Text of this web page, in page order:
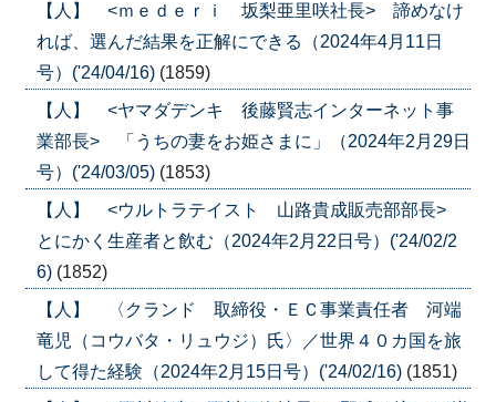
【人】 <ｍｅｄｅｒｉ 坂梨亜里咲社長> 諦めなけ
れば、選んだ結果を正解にできる（2024年4月11日
号）('24/04/16) (1859)
【人】 <ヤマダデンキ 後藤賢志インターネット事
業部長> 「うちの妻をお姫さまに」（2024年2月29日
号）('24/03/05) (1853)
【人】 <ウルトラテイスト 山路貴成販売部部長>
とにかく生産者と飲む（2024年2月22日号）('24/02/2
6) (1852)
【人】 〈クランド 取締役・ＥＣ事業責任者 河端
竜児（コウバタ・リュウジ）氏〉／世界４０カ国を旅
して得た経験（2024年2月15日号）('24/02/16) (1851)